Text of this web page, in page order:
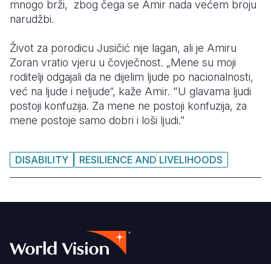
mnogo brži, zbog čega se Amir nada većem broju
narudžbi.
Život za porodicu Jusičić nije lagan, ali je Amiru
Zoran vratio vjeru u čovječnost. „Mene su moji
roditelji odgajali da ne dijelim ljude po nacionalnosti,
već na ljude i neljude“, kaže Amir. "U glavama ljudi
postoji konfuzija. Za mene ne postoji konfuzija, za
mene postoje samo dobri i loši ljudi."
DISABILITY RESILIENCE AND LIVELIHOODS